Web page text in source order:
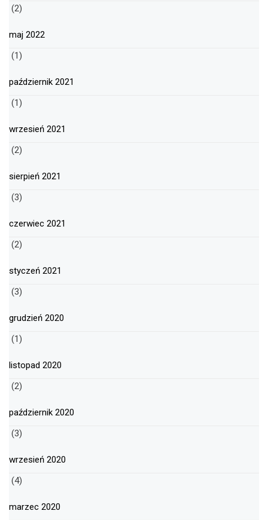
(2)
maj 2022
(1)
październik 2021
(1)
wrzesień 2021
(2)
sierpień 2021
(3)
czerwiec 2021
(2)
styczeń 2021
(3)
grudzień 2020
(1)
listopad 2020
(2)
październik 2020
(3)
wrzesień 2020
(4)
marzec 2020